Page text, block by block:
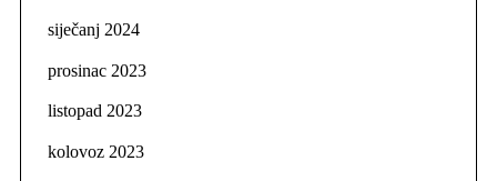
siječanj 2024
prosinac 2023
listopad 2023
kolovoz 2023